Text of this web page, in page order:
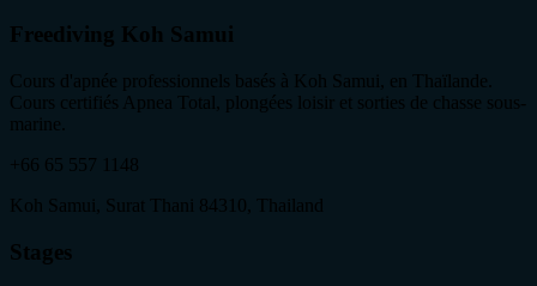
Freediving Koh Samui
Cours d'apnée professionnels basés à Koh Samui, en Thaïlande.
Cours certifiés Apnea Total, plongées loisir et sorties de chasse sous-
marine.
+66 65 557 1148
Koh Samui, Surat Thani 84310, Thailand
Stages